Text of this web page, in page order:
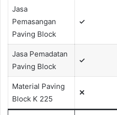
Jasa
Pemasangan
Paving Block
✓
Jasa Pemadatan
Paving Block
✓
Material Paving
Block K 225
✕